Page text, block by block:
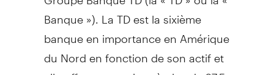
Banque »). La TD est la sixième
banque en importance en Amérique
du Nord en fonction de son actif et